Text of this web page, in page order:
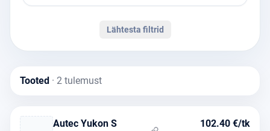
Lähtesta filtrid
Tooted · 2 tulemust
Autec Yukon S
102.40 €/tk